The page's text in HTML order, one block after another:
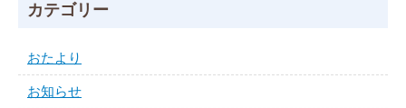
カテゴリー
おたより
お知らせ